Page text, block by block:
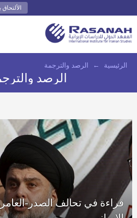
الرئيسية ← الرصد والترجمة
الرصد
قراءة في تحالف الصدر-